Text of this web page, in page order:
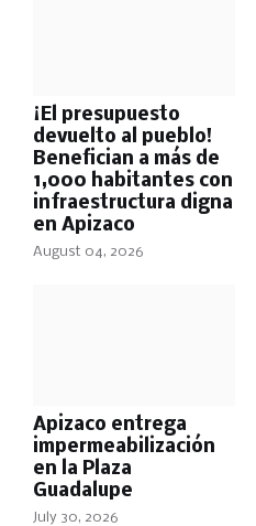
¡El presupuesto
devuelto al pueblo!
Benefician a más de
1,000 habitantes con
infraestructura digna
en Apizaco
August 04, 2026
Apizaco entrega
impermeabilización
en la Plaza
Guadalupe
July 30, 2026